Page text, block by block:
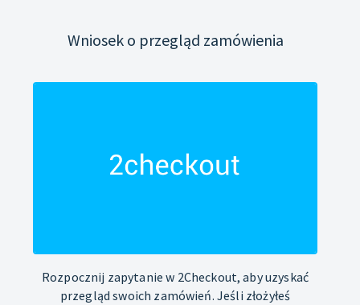
Wniosek o przegląd zamówienia
Rozpocznij zapytanie w 2Checkout, aby uzyskać
przegląd swoich zamówień. Jeśli złożyłeś